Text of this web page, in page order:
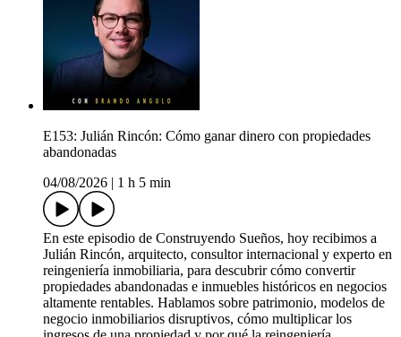
E153: Julián Rincón: Cómo ganar dinero con propiedades
abandonadas
04/08/2026
1 h 5 min
En este episodio de Construyendo Sueños, hoy recibimos a
Julián Rincón, arquitecto, consultor internacional y experto en
reingeniería inmobiliaria, para descubrir cómo convertir
propiedades abandonadas e inmuebles históricos en negocios
altamente rentables. Hablamos sobre patrimonio, modelos de
negocio inmobiliarios disruptivos, cómo multiplicar los